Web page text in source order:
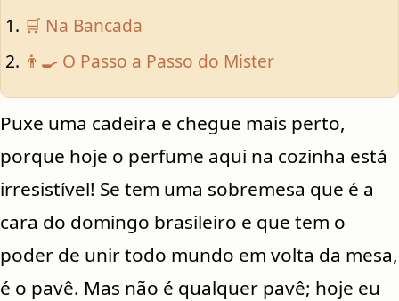
🛒 Na Bancada
👨‍🍳 O Passo a Passo do Mister
Puxe uma cadeira e chegue mais perto,
porque hoje o perfume aqui na cozinha está
irresistível! Se tem uma sobremesa que é a
cara do domingo brasileiro e que tem o
poder de unir todo mundo em volta da mesa,
é o pavê. Mas não é qualquer pavê; hoje eu